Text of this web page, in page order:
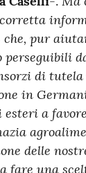
che, pur
di
in
esteri a
delle
fare una